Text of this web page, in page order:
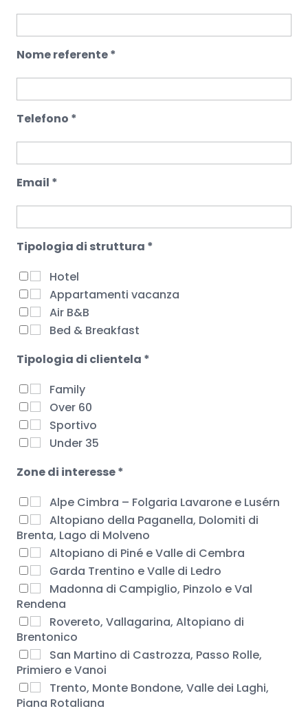
Nome referente *
Telefono *
Email *
Tipologia di struttura *
Hotel
Appartamenti vacanza
Air B&B
Bed & Breakfast
Tipologia di clientela *
Family
Over 60
Sportivo
Under 35
Zone di interesse *
Alpe Cimbra – Folgaria Lavarone e Lusérn
Altopiano della Paganella, Dolomiti di
Brenta, Lago di Molveno
Altopiano di Piné e Valle di Cembra
Garda Trentino e Valle di Ledro
Madonna di Campiglio, Pinzolo e Val
Rendena
Rovereto, Vallagarina, Altopiano di
Brentonico
San Martino di Castrozza, Passo Rolle,
Primiero e Vanoi
Trento, Monte Bondone, Valle dei Laghi,
Piana Rotaliana